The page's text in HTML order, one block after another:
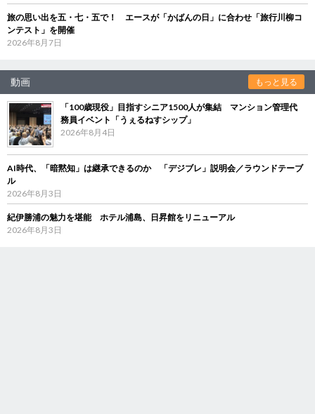
旅の思い出を五・七・五で！ エースが「かばんの日」に合わせ「旅行川柳コ
ンテスト」を開催
2026年8月7日
動画 もっと見る
「100歳現役」目指すシニア1500人が集結 マンション管理代
務員イベント「うぇるねすシップ」
2026年8月4日
AI時代、「暗黙知」は継承できるのか 「デジブレ」説明会／ラウンドテーブ
ル
2026年8月3日
紀伊勝浦の魅力を堪能 ホテル浦島、日昇館をリニューアル
2026年8月3日